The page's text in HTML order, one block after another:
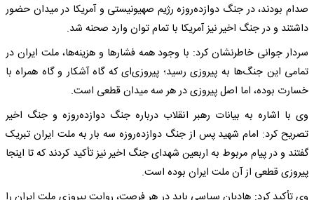
صدام بودند، در جنگ دوازده‌روزه رژیم صهیونیستی و آمریکا در میدان حضور
داشتند و در جنگ اخیر نیز آمریکا با تمام توان وارد صحنه شد.
سردار جوانی خاطرنشان کرد: با وجود همه فشارها و هزینه‌ها، ملت ایران در
تمامی این جنگ‌ها به پیروزی رسید؛ پیروزی‌ای که گاه آشکار و گاه همراه با
خسارت بوده، اما اصل پیروزی در هر سه میدان قطعی است.
وی با اشاره به بیانات رهبر انقلاب درباره جنگ دوازده‌روزه و جنگ اخیر
تصریح کرد: امام شهید پس از جنگ دوازده‌روزه سه بار به ملت ایران تبریک
گفتند و در پیام مربوط به اربعین شهدای جنگ اخیر نیز تأکید کردند که تا اینجا
پیروزی قطعی از آن ملت ایران بوده است.